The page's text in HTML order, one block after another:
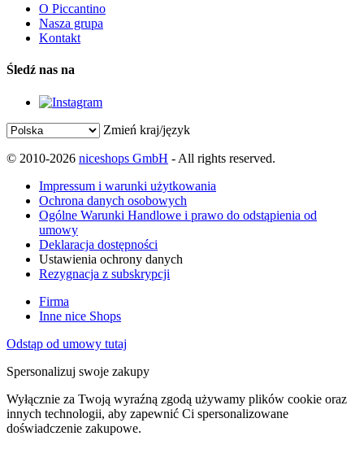
O Piccantino
Nasza grupa
Kontakt
Śledź nas na
Zmień kraj/język
© 2010-2026 niceshops GmbH - All rights reserved.
Impressum i warunki użytkowania
Ochrona danych osobowych
Ogólne Warunki Handlowe i prawo do odstąpienia od
umowy
Deklaracja dostępności
Ustawienia ochrony danych
Rezygnacja z subskrypcji
Firma
Inne nice Shops
Odstąp od umowy tutaj
Spersonalizuj swoje zakupy
Wyłącznie za Twoją wyraźną zgodą używamy plików cookie oraz
innych technologii, aby zapewnić Ci spersonalizowane
doświadczenie zakupowe.